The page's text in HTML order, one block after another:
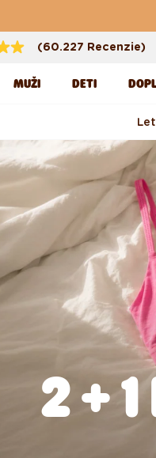
(60.227 Recenzie)
MUŽI DETI
2 +